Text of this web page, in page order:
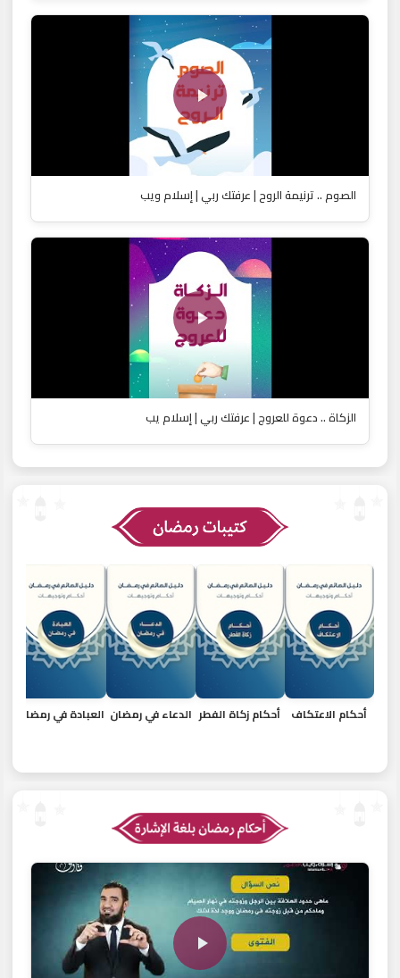
الصوم .. ترنيمة الروح | عرفتك ربي | إسلام ويب
الزكاة .. دعوة للعروج | عرفتك ربي | إسلام يب
أحكام الاعتكاف أحكام زكاة الفطر الدعاء في رمضان العبادة في رمضان